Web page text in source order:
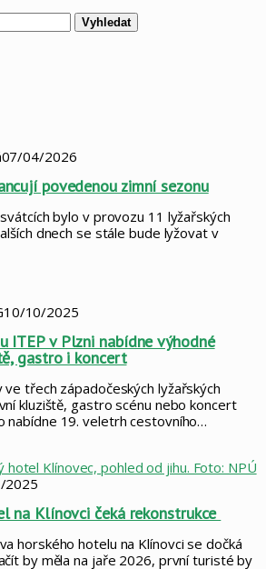
Vyhledat
07/04/2026
povedenou zimní sezonu
bylo v provozu 11 lyžařských
dnech se stále bude lyžovat v
10/10/2025
ITEP v Plzni nabídne výhodné
gastro i koncert
ve třech západočeských lyžařských
kluziště, gastro scénu nebo koncert
nabídne 19. veletrh cestovního…
2025
na Klínovci čeká rekonstrukce
horského hotelu na Klínovci se dočká
by měla na jaře 2026, první turisté by